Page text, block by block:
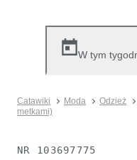
W tym
Catawiki Moda Odzież
metkami)
NR 103697775